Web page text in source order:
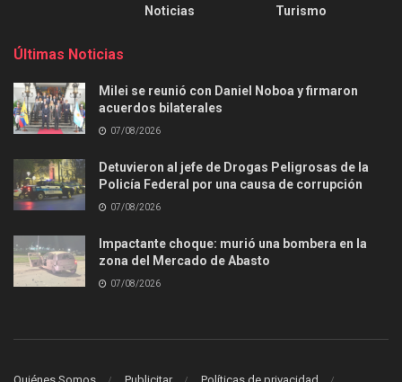
Noticias
Turismo
Últimas Noticias
Milei se reunió con Daniel Noboa y firmaron
acuerdos bilaterales
07/08/2026
Detuvieron al jefe de Drogas Peligrosas de la
Policía Federal por una causa de corrupción
07/08/2026
Impactante choque: murió una bombera en la
zona del Mercado de Abasto
07/08/2026